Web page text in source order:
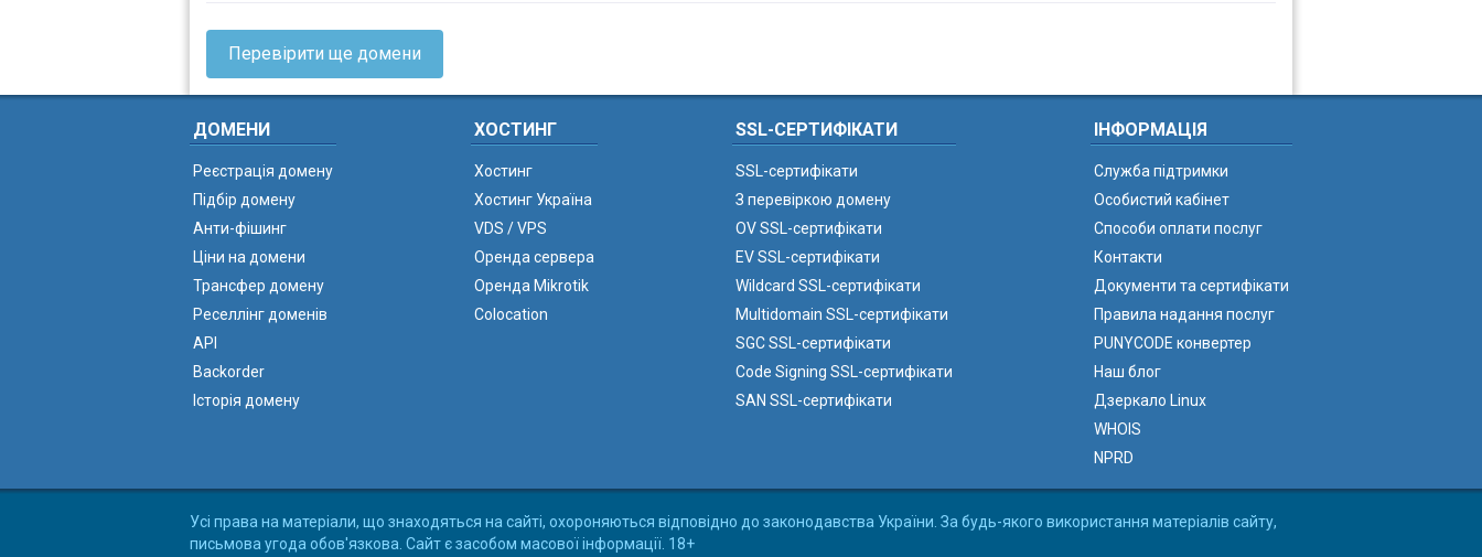
Перевірити ще домени
ДОМЕНИ
Реєстрація домену
Підбір домену
Анти-фішинг
Ціни на домени
Трансфер домену
Реселлінг доменів
API
Backorder
Історія домену
ХОСТИНГ
Хостинг
Хостинг Україна
VDS / VPS
Оренда сервера
Оренда Mikrotik
Colocation
SSL-СЕРТИФІКАТИ
SSL-сертифікати
З перевіркою домену
OV SSL-сертифікати
EV SSL-сертифікати
Wildcard SSL-сертифікати
Multidomain SSL-сертифікати
SGC SSL-сертифікати
Code Signing SSL-сертифікати
SAN SSL-сертифікати
ІНФОРМАЦІЯ
Служба підтримки
Особистий кабінет
Способи оплати послуг
Контакти
Документи та сертифікати
Правила надання послуг
PUNYCODE конвертер
Наш блог
Дзеркало Linux
WHOIS
NPRD
Усі права на матеріали, що знаходяться на сайті, охороняються відповідно до законодавства України. За будь-якого використання матеріалів сайту,
письмова угода обов'язкова. Сайт є засобом масової інформації. 18+